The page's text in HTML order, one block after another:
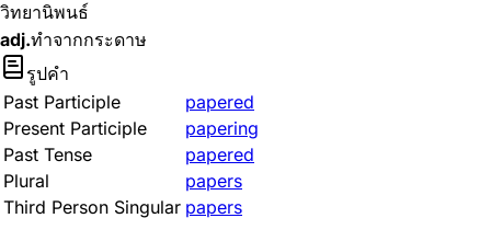
วิทยานิพนธ์
adj.ทำจากกระดาษ
รูปคำ
Past Participle
papered
Present Participle
papering
Past Tense
papered
Plural
papers
Third Person Singular papers